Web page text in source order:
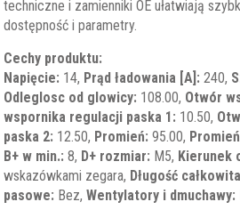
techniczne i zamienniki OE ułatwiają
dostępność i parametry.
Cechy produktu:
Napięcie: 14, Prąd ładowania [A]: 240,
Odleglosc od glowicy: 108.00, Otwór
wspornika regulacji paska 1: 10.50,
paska 2: 12.50, Promień: 95.00,
B+ w min.: 8, D+ rozmiar: M5, Kierunek
wskazówkami zegara, Długość
pasowe: Bez,Wentylatory i dmuchawy: